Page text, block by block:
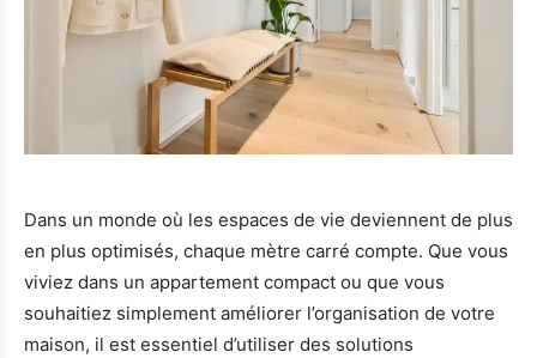
Dans un monde où les espaces de vie deviennent de plus
en plus optimisés, chaque mètre carré compte. Que vous
viviez dans un appartement compact ou que vous
souhaitiez simplement améliorer l’organisation de votre
maison, il est essentiel d’utiliser des solutions